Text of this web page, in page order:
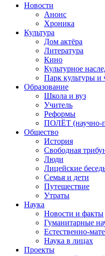
Новости
Анонс
Хроника
Культура
Дом актёра
Литература
Кино
Культурное
Парк культуры и
Образование
Школа и вуз
Учитель
Реформы
ПОЛЁТ (научно-
Общество
История
Свободная
Люди
Лицейские
Семья и дети
Путешествие
Утраты
Наука
Новости и факты
Гуманитарные
Естественно-
Наука в лицах
Проекты